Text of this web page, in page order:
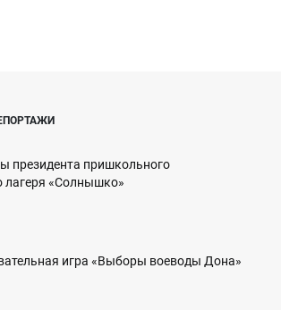
президента пришкольного
лагеря «Солнышко»
игра «Выборы воеводы Дона»